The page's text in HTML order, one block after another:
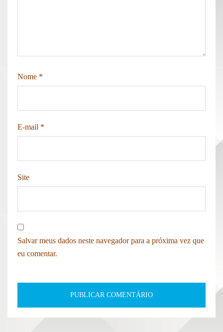
Nome *
E-mail *
Site
Salvar meus dados neste navegador para a próxima vez que
eu comentar.